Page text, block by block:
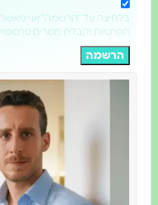
בלחיצה על "הרשמה" אני מאשר/ת
הפרטיות וקבלת מסרים פרסומיים
הרשמה